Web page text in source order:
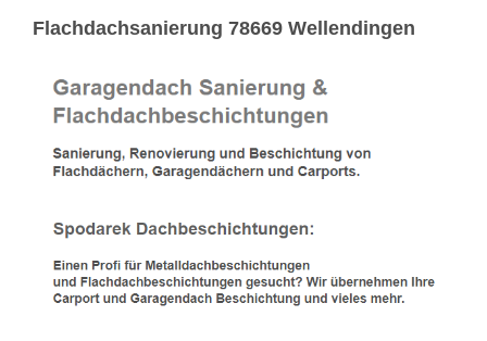
Flachdachsanierung 78669 Wellendingen